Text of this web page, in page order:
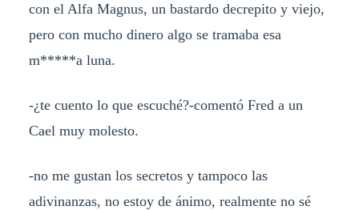
con el Alfa Magnus, un bastardo decrepito y viejo,
pero con mucho dinero algo se tramaba esa
m*****a luna.
-¿te cuento lo que escuché?-comentó Fred a un
Cael muy molesto.
-no me gustan los secretos y tampoco las
adivinanzas, no estoy de ánimo, realmente no sé